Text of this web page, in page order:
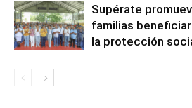
Supérate
familias
la protección